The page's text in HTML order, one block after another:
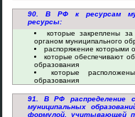
90. В РФ к ресурсам
ресурсы:
которые закреплены
органом муниципального
распоряжение которыми
которые обеспечивают
образования
которые
образования
91. В РФ распределение
муниципальных
формулой, учитывающей